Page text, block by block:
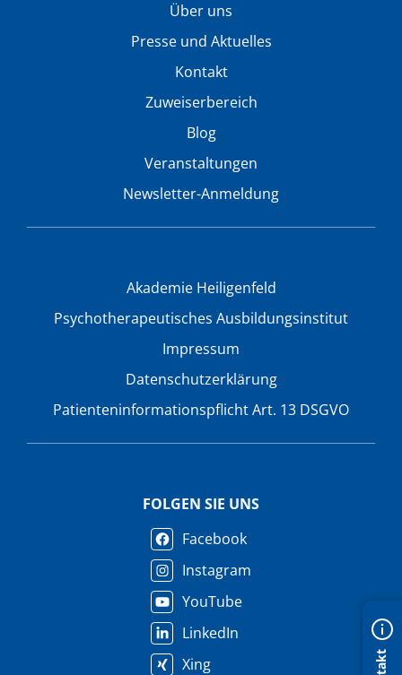
Über uns
Presse und Aktuelles
Kontakt
Zuweiserbereich
Blog
Veranstaltungen
Newsletter-Anmeldung
Akademie Heiligenfeld
Psychotherapeutisches Ausbildungsinstitut
Impressum
Datenschutzerklärung
Patienteninformationspflicht Art. 13 DSGVO
FOLGEN SIE UNS
Facebook
Instagram
YouTube
LinkedIn
Xing